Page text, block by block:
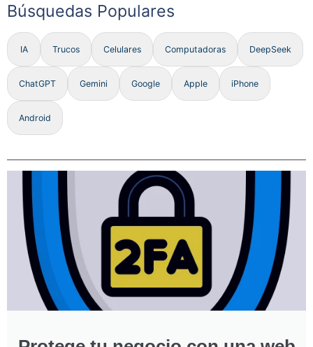
Búsquedas Populares
IA Trucos Celulares Computadoras DeepSeek
ChatGPT Gemini Google Apple iPhone
Android